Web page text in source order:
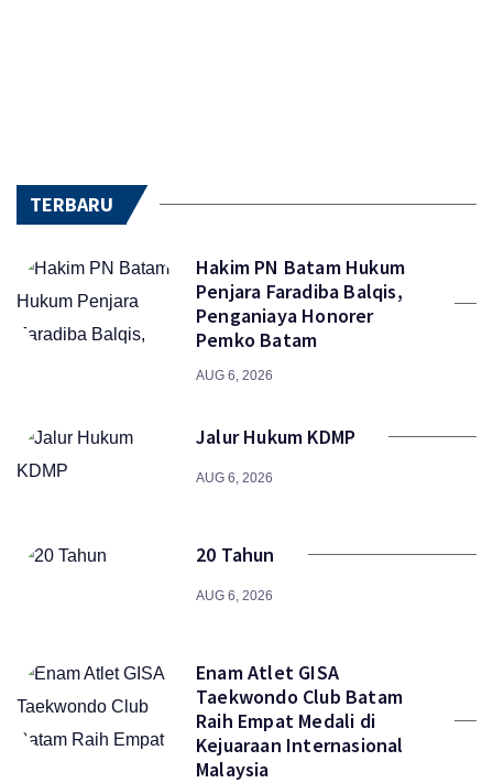
TERBARU
Hakim PN Batam Hukum
Penjara Faradiba Balqis,
Penganiaya Honorer
Pemko Batam
AUG 6, 2026
Jalur Hukum KDMP
AUG 6, 2026
20 Tahun
AUG 6, 2026
Enam Atlet GISA
Taekwondo Club Batam
Raih Empat Medali di
Kejuaraan Internasional
Malaysia